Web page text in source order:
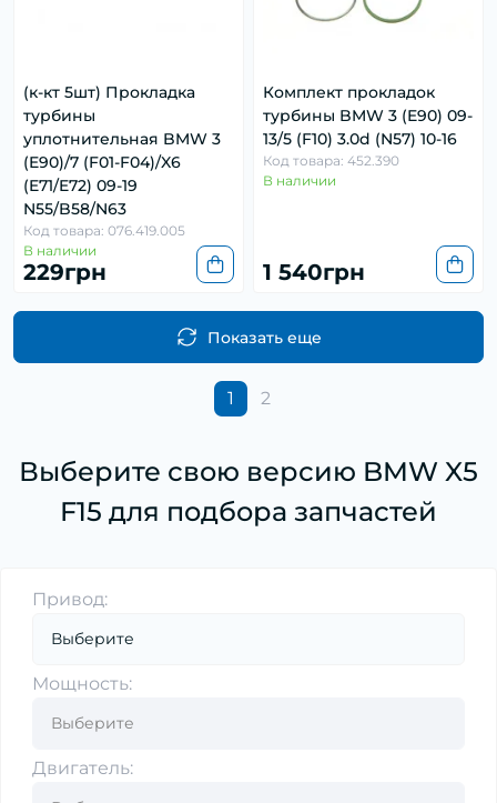
(к-кт 5шт) Прокладка
турбины
уплотнительная BMW 3
(E90)/7 (F01-F04)/X6
(E71/E72) 09-19
N55/B58/N63
Код товара: 076.419.005
В наличии
229грн
Комплект прокладок
турбины BMW 3 (E90) 09-
13/5 (F10) 3.0d (N57) 10-16
Код товара: 452.390
В наличии
1 540грн
Показать еще
1 2
Выберите свою версию BMW X5
F15 для подбора запчастей
Привод:
Мощность:
Двигатель: